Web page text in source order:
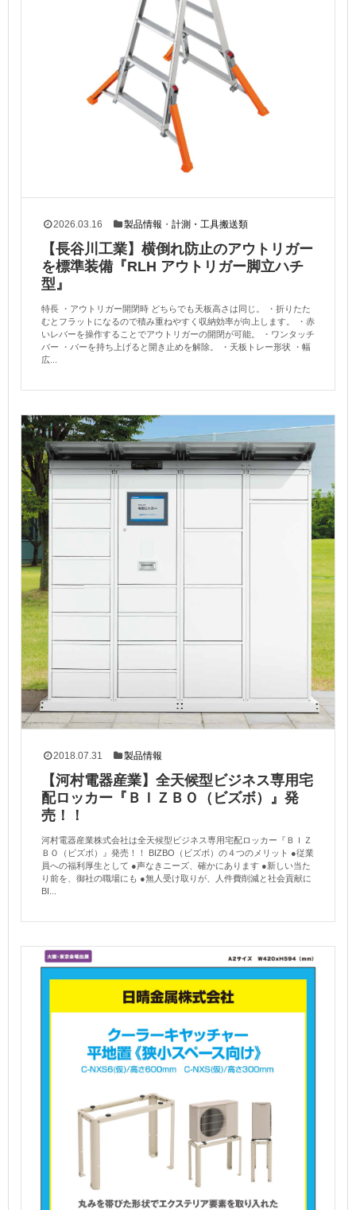
2026.03.16 製品情報 ・計測・工具搬送類
【長谷川工業】横倒れ防止のアウトリガー
を標準装備『RLH アウトリガー脚立ハチ
型』
特長 ・アウトリガー開閉時 どちらでも天板高さは同じ。 ・折りたた
むとフラットになるので積み重ねやすく収納効率が向上します。 ・赤
いレバーを操作することでアウトリガーの開閉が可能。 ・ワンタッチ
バー ・バーを持ち上げると開き止めを解除。 ・天板トレー形状 ・幅
広...
2018.07.31 製品情報
【河村電器産業】全天候型ビジネス専用宅
配ロッカー『ＢＩＺＢＯ（ビズボ）』発
売！！
河村電器産業株式会社は全天候型ビジネス専用宅配ロッカー『ＢＩＺ
ＢＯ（ビズボ）』発売！！ BIZBO（ビズボ）の４つのメリット ●従業
員への福利厚生として ●声なきニーズ、確かにあります ●新しい当た
り前を、御社の職場にも ●無人受け取りが、人件費削減と社会貢献に
BI...